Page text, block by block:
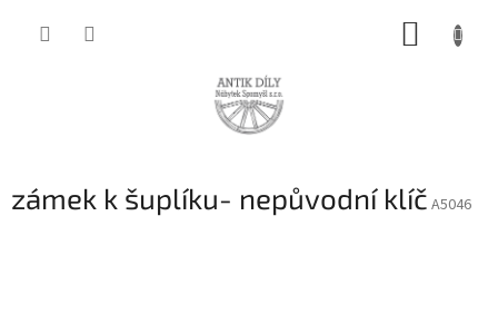
zámek k šuplíku- nepůvodní klíč A5046